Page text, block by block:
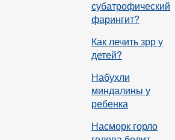
субатрофический
фарингит?
Как лечить зрр у
детей?
Набухли
миндалины у
ребенка
Насморк горло